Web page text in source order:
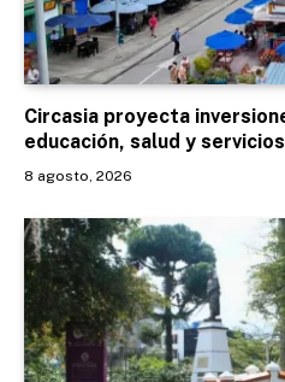
Circasia proyecta
educación, salud y
8 agosto, 2026